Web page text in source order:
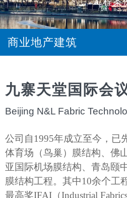
商业地产建筑
九寨天堂国际会
Beijing N&L Fabric
公司自1995年成立至今，已
体育场（鸟巢）膜结构、佛
亚国际机场膜结构、青岛颐
膜结构工程。其中10余个工
最高奖IFAI（Industrial